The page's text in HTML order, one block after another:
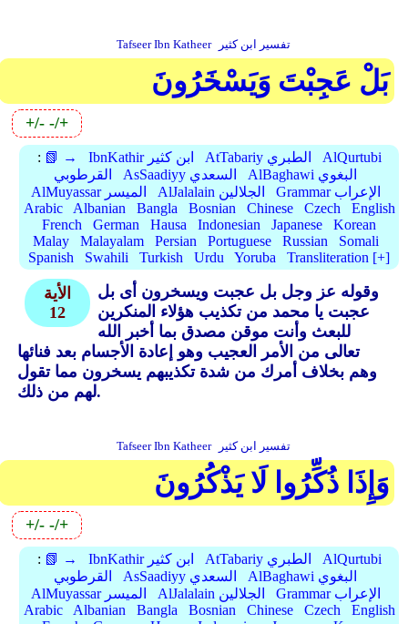
Tafseer Ibn Katheer تفسير ابن كثير
بَلْ عَجِبْتَ وَيَسْخَرُونَ
+/- -/+
: 📗 → IbnKathir ابن كثير AtTabariy الطبري
AlQurtubi
القرطوبي
AsSaadiyy السعدي
AlBaghawi البغوي
AlMuyassar الميسر
AlJalalain الجلالين
Grammar الإعراب
Arabic
Albanian Bangla Bosnian Chinese Czech
English
French
German Hausa Indonesian Japanese
Korean
Malay
Malayalam Persian Portuguese Russian
Somali
Spanish
Swahili Turkish Urdu Yoruba Transliteration [+]
الأية
12
وقوله عز وجل بل عجبت ويسخرون أى بل
عجبت يا محمد من تكذيب هؤلاء المنكرين
للبعث وأنت موقن مصدق بما أخبر الله
تعالى من الأمر العجيب وهو إعادة الأجسام بعد فنائها
وهم بخلاف أمرك من شدة تكذيبهم يسخرون مما تقول
لهم من ذلك.
Tafseer Ibn Katheer تفسير ابن كثير
وَإِذَا ذُكِّرُوا لَا يَذْكُرُونَ
+/- -/+
: 📗 → IbnKathir ابن كثير AtTabariy الطبري
AlQurtubi
القرطوبي
AsSaadiyy السعدي
AlBaghawi البغوي
AlMuyassar الميسر
AlJalalain الجلالين
Grammar الإعراب
Arabic
Albanian Bangla Bosnian Chinese Czech
English